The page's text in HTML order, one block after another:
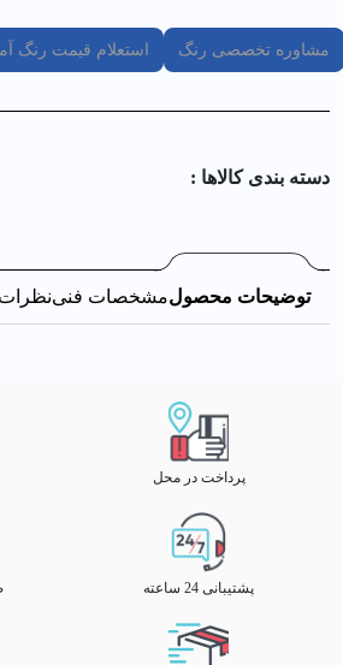
مشاوره تخصصی رنگ استعلام قیمت رنگ
دسته بندی کالا‌ها :
توضیحات محصولمشخصات فنینظرات
پرداخت در محل
پشتیبانی 24 ساعته